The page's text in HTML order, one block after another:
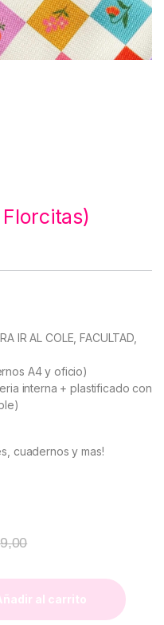
IR AL COLE, FACULTAD,
A4 y oficio)
interna + plastificado con
cuadernos y mas!
al carrito